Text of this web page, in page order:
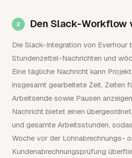
Den Slack-Workflow
Die Slack-Integration von Everhour
Stundenzettel-Nachrichten und
Eine tägliche Nachricht kann
insgesamt gearbeitete Zeit, Zeiten
Arbeitsende sowie Pausen
Nachricht bietet einen
und gesamte Arbeitsstunden,
Woche vor der Lohnabrechnungs-
Kundenabrechnungsprüfung